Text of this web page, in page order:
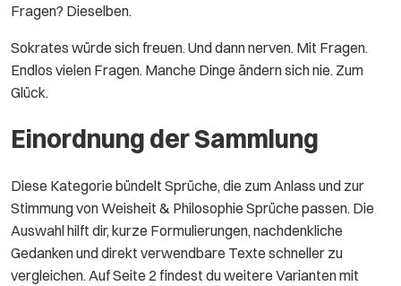
Fragen? Dieselben.
Sokrates würde sich freuen. Und dann nerven. Mit Fragen.
Endlos vielen Fragen. Manche Dinge ändern sich nie. Zum
Glück.
Einordnung der Sammlung
Diese Kategorie bündelt Sprüche, die zum Anlass und zur
Stimmung von Weisheit & Philosophie Sprüche passen. Die
Auswahl hilft dir, kurze Formulierungen, nachdenkliche
Gedanken und direkt verwendbare Texte schneller zu
vergleichen. Auf Seite 2 findest du weitere Varianten mit